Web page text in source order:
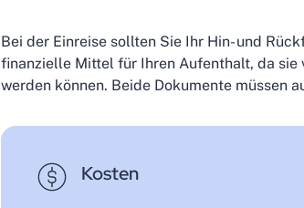
Bei der Einreise sollten Sie Ihr Hin- und
finanzielle Mittel für Ihren Aufenthalt, da sie
werden können. Beide Dokumente müssen
Kosten